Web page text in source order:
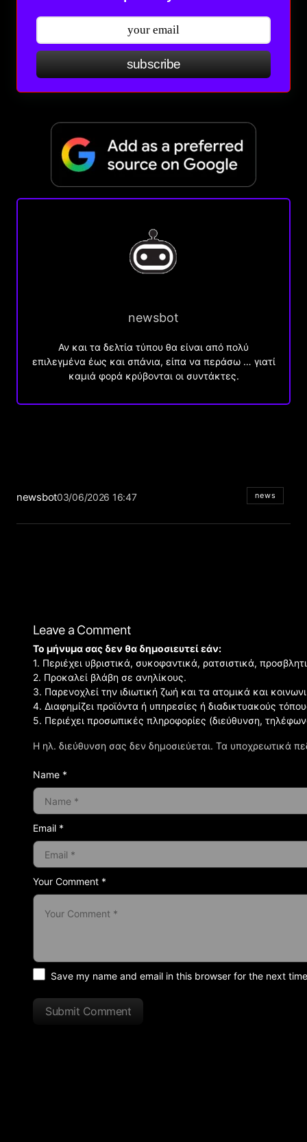
subscribe
newsbot
Αν και τα δελτία τύπου θα είναι από πολύ
επιλεγμένα έως και σπάνια, είπα να περάσω … γιατί
καμιά φορά κρύβονται οι συντάκτες.
newsbot03/06/2026 16:47 news
Leave a Comment
Η ηλ. διεύθυνση σας δεν δημοσιεύεται. Τα υποχρεωτικά
Your Comment *
Το μήνυμα σας δεν θα δημοσιευτεί εάν:
1. Περιέχει υβριστικά, συκοφαντικά, ρατσιστικά,
2. Προκαλεί βλάβη σε ανηλίκους.
3. Παρενοχλεί την ιδιωτική ζωή και τα ατομικά και
4. Διαφημίζει προϊόντα ή υπηρεσίες ή διαδικτυακούς
5. Περιέχει προσωπικές πληροφορίες (διεύθυνση,
Name *
Email *
Save my name and email in this browser for the next
Submit Comment